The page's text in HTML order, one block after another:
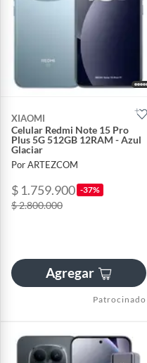
XIAOMI
Celular Redmi Note 15 Pro
Plus 5G 512GB 12RAM - Azul
Glaciar
Por ARTEZCOM
$ 1.759.900 -37%
$ 2.800.000
Agregar
Patrocinado